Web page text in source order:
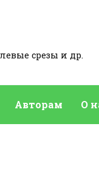
срезы и др.
Авторам О